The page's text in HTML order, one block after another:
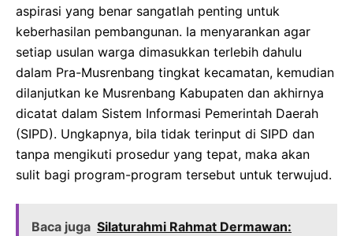
aspirasi yang benar sangatlah penting untuk
keberhasilan pembangunan. Ia menyarankan agar
setiap usulan warga dimasukkan terlebih dahulu
dalam Pra-Musrenbang tingkat kecamatan, kemudian
dilanjutkan ke Musrenbang Kabupaten dan akhirnya
dicatat dalam Sistem Informasi Pemerintah Daerah
(SIPD). Ungkapnya, bila tidak terinput di SIPD dan
tanpa mengikuti prosedur yang tepat, maka akan
sulit bagi program-program tersebut untuk terwujud.
Baca juga Silaturahmi Rahmat Dermawan: